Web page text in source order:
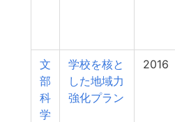
文
部
科
学
学校を核と
した地域力
強化プラン
2016